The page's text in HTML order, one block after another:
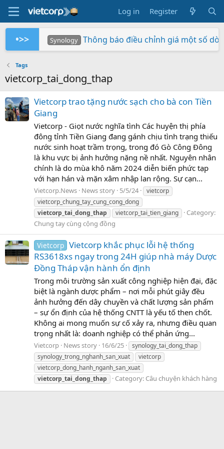
Log in Register
•>> Synology Thông báo điều chỉnh giá một số
Tags
vietcorp_tai_dong_thap
Vietcorp trao tặng nước sạch cho bà con Tiền
Giang
Vietcorp - Giọt nước nghĩa tình Các huyện thị phía
đông tỉnh Tiền Giang đang gánh chịu tình trạng thiếu
nước sinh hoạt trầm trọng, trong đó Gò Công Đông
là khu vực bị ảnh hưởng nặng nề nhất. Nguyên nhân
chính là do mùa khô năm 2024 diễn biến phức tạp
với hạn hán và mặn xâm nhập lan rộng. Sự cạn...
Vietcorp.News News story 5/5/24
vietcorp
vietcorp_chung_tay_cung_cong_dong
vietcorp_tai_dong_thap
vietcorp_tai_tien_giang
Category:
Chung tay cùng cộng đồng
Vietcorp Vietcorp khắc phục lỗi hệ thống
RS3618xs ngay trong 24H giúp nhà máy Dược
Đồng Tháp vận hành ổn định
Trong môi trường sản xuất công nghiệp hiện đại, đặc
biệt là ngành dược phẩm – nơi mỗi phút giây đều
ảnh hưởng đến dây chuyền và chất lượng sản phẩm
– sự ổn định của hệ thống CNTT là yếu tố then chốt.
Không ai mong muốn sự cố xảy ra, nhưng điều quan
trọng nhất là: doanh nghiệp có thể phản ứng...
Vietcorp News story 16/6/25
synology_tai_dong_thap
synology_trong_nghanh_san_xuat
vietcorp
vietcorp_dong_hanh_nganh_san_xuat
vietcorp_tai_dong_thap
Category: Câu chuyện khách hàng